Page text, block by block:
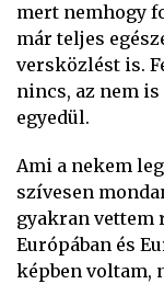
mert nemhogy
már teljes
versközlést is.
nincs, az nem
egyedül.
Ami a nekem
szívesen
gyakran
Európában és
képben voltam,